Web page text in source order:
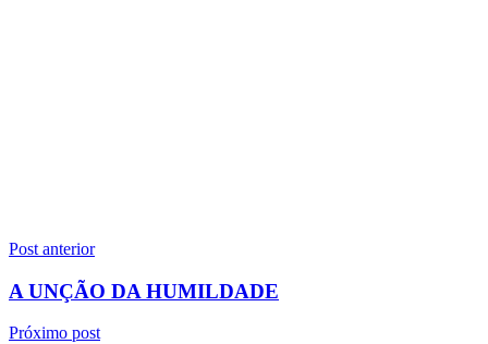
Navegação
de
Post anterior
A UNÇÃO DA HUMILDADE
Próximo post